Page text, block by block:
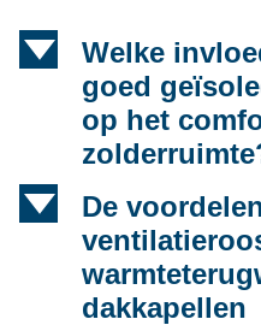
d
Welke
goed
op het
d
De
dakkapellen